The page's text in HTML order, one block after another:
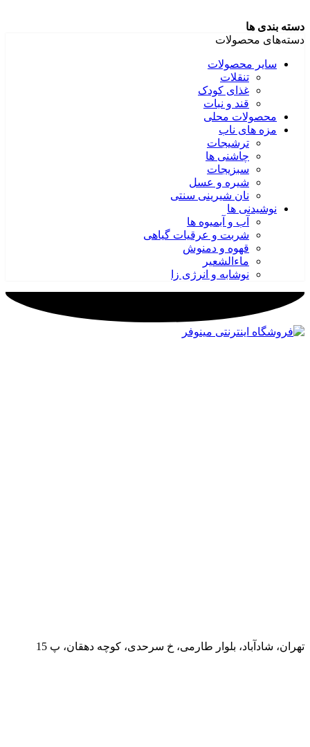
دسته بندی ها
دسته‌های محصولات
سایر محصولات
تنقلات
غذای کودک
قند و نبات
محصولات محلی
مزه های ناب
ترشیجات
چاشنی ها
سبزیجات
شیره و عسل
نان شیرینی سنتی
نوشیدنی ها
آب و آبمیوه ها
شربت و عرقیات گیاهی
قهوه و دمنوش
ماءالشعیر
نوشابه و انرژی زا
تهران، شادآباد، بلوار طارمی، خ سرحدی، کوچه دهقان، پ 15